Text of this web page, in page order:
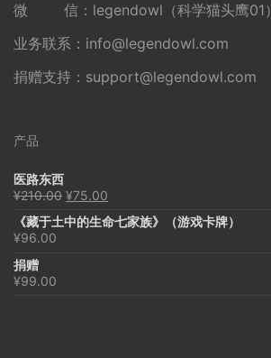
微 信：legendowl（科学猫头鹰01）
业务联系： info@legendowl.com
捐赠支持： support@legendowl.com
产品
医路东西
¥210.00 原
为：
¥75.00
价
《藏于土中的生命七家族》（游戏卡牌）
¥96.00
捐赠
¥99.00